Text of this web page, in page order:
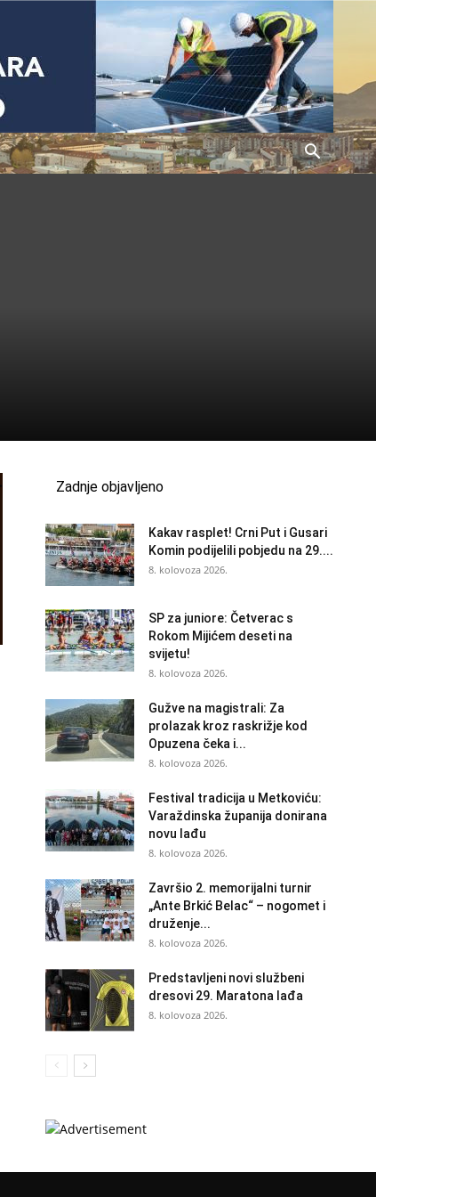
Zadnje objavljeno
Kakav rasplet! Crni Put i Gusari
Komin podijelili pobjedu na 29....
8. kolovoza 2026.
SP za juniore: Četverac s
Rokom Mijićem deseti na
svijetu!
8. kolovoza 2026.
Gužve na magistrali: Za
prolazak kroz raskrižje kod
Opuzena čeka i...
8. kolovoza 2026.
Festival tradicija u Metkoviću:
Varaždinska županija donirana
novu lađu
8. kolovoza 2026.
Završio 2. memorijalni turnir
„Ante Brkić Belac“ – nogomet i
druženje...
8. kolovoza 2026.
Predstavljeni novi službeni
dresovi 29. Maratona lađa
8. kolovoza 2026.